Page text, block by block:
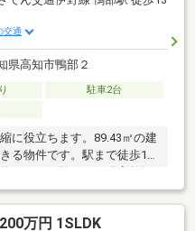
交通
県高知市鴨部２
駐車2台
に役立ちます。89.43㎡の建
る物件です。駅まで徒歩13
室に追焚機能があるので入
。ものが多くサービスルー
らは中古の戸建て物件で
万円 1SLDK